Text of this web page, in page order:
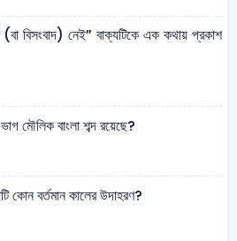
বিসংবাদ) নেই” বাক্যটিকে এক কথায় প্রকাশ
মৌলিক বাংলা শব্দ রয়েছে?
কোন বর্তমান কালের উদাহরণ?